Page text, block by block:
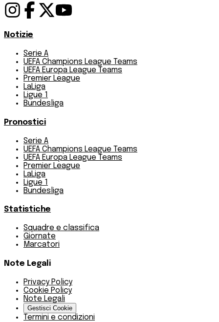
Notizie
Serie A
UEFA Champions League Teams
UEFA Europa League Teams
Premier League
LaLiga
Ligue 1
Bundesliga
Pronostici
Serie A
UEFA Champions League Teams
UEFA Europa League Teams
Premier League
LaLiga
Ligue 1
Bundesliga
Statistiche
Squadre e classifica
Giornate
Marcatori
Note Legali
Privacy Policy
Cookie Policy
Note Legali
Gestisci Cookie
Termini e condizioni